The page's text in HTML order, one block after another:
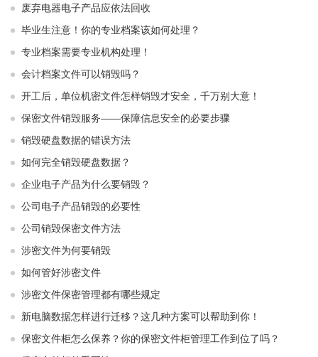
废弃电器电子产品应依法回收
毕业生注意！你的专业档案该如何处理？
专业档案需要专业机构处理！
会计档案文件可以销毁吗？
开工后，单位机密文件怎样销毁才安全，千万别大意！
保密文件销毁服务——保障信息安全的必要步骤
销毁硬盘数据的错误方法
如何完全销毁硬盘数据？
企业电子产品为什么要销毁？
公司电子产品销毁的必要性
公司销毁保密文件方法
涉密文件为何要销毁
如何管好涉密文件
涉密文件保密管理都有哪些规定
新电脑数据怎样进行迁移？这几种方案可以帮助到你！
保密文件柜怎么保养？你的保密文件柜管理工作到位了吗？